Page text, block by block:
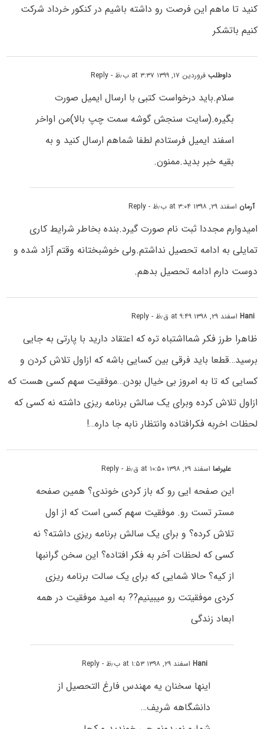
کنید تا ماهم این فرصت رو داشته باشیم در کنکور خرداد شرکت
کنیم باتشکر
داوطلبفروردین ۱۷, ۱۳۹۹ at ۳:۳۷ ب٫ظ - Reply
سلام.باید درخواست کتبی با ارسال ایمیل صورت
بگیره.(سایت سنجش گوشه سمت چپ بالا)من اواخر
اسفند ایمیل فرستادم لطفا شماهم ارسال کنید و به
بقیه خبر بدید.ممنون.
آرمان اسفند ۲۹, ۱۳۹۸ at ۳:۰۴ ب٫ظ - Reply
امیدوارم مجددا ثبت نام صورت گیرد.بنده بخاطر شرایط کاری
تمایلی به ادامه تحصیل نداشتم.ولی خوشبختانه وقتم آزاد شده و
دوست دارم ادامه تحصیل بدهم.
Haniاسفند ۲۹, ۱۳۹۸ at ۹:۴۹ ق٫ظ - Reply
ظاهرا طرز فکر شمااشتباه تره که اعتقاد دارید با پارتی به جایی
برسید…قطعا باید فرقی بین کسایی باشه که ازاول تلاش کردن و
کسایی که تا به امروز بی خیال بودن…موفقیت سهم کسی هست که
ازاول تلاش کرده وبرای یک سالش برنامه ریزی داشته نه کسی که
لحظات اخربه فکرافتاده وانتظار نابه جا داره…!
علیرضااسفند ۲۹, ۱۳۹۸ at ۱۰:۵۰ ق٫ظ - Reply
این صفحه ایی رو که باز کردی خوندی؟ همین صفحه
مستر تست رو. موفقیت سهم کسی است که از اول
تلاش کرده؟ و برای یک سالش برنامه ریزی داشته؟ نه
کسی که لحظات آخر به فکر افتاده؟ این سخن گرانبها
از کیه؟ حالا شمایی که برای یک سالت برنامه ریزی
کردی موفقیتت رو میبینیم?? به امید موفقیت در همه
ابعاد زندگی
Haniاسفند ۲۹, ۱۳۹۸ at ۱:۵۳ ب٫ظ - Reply
اینها سخنان یه مهندس فارغ التحصیل از
دانشگاهه شریف…